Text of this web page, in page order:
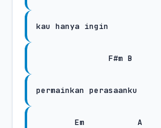
kau hanya ingin
F#m B
permainkan perasaanku
Em A